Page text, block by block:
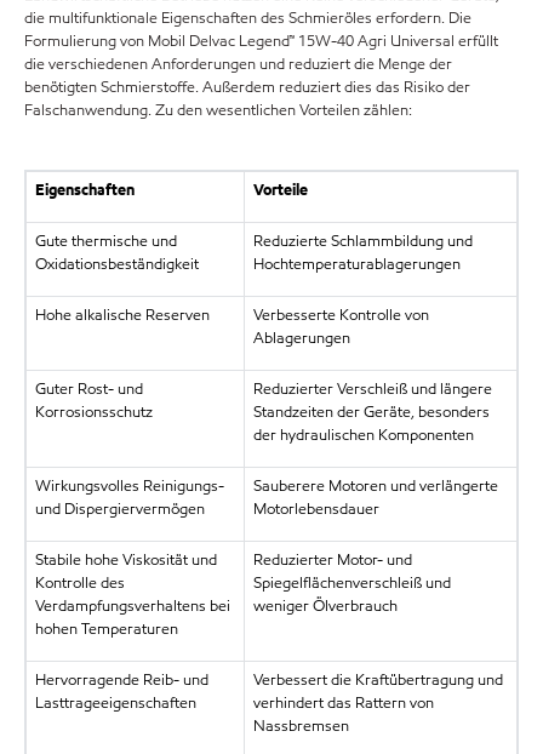
die multifunktionale Eigenschaften des Schmieröles erfordern. Die
Formulierung von Mobil Delvac Legend™ 15W-40 Agri Universal erfüllt
die verschiedenen Anforderungen und reduziert die Menge der
benötigten Schmierstoffe. Außerdem reduziert dies das Risiko der
Falschanwendung. Zu den wesentlichen Vorteilen zählen:
Eigenschaften Vorteile
Gute thermische und
Oxidationsbeständigkeit
Reduzierte Schlammbildung und
Hochtemperaturablagerungen
Hohe alkalische Reserven
Verbesserte Kontrolle von
Ablagerungen
Guter Rost- und
Korrosionsschutz
Reduzierter Verschleiß und längere
Standzeiten der Geräte, besonders
der hydraulischen Komponenten
Wirkungsvolles Reinigungs-
und Dispergiervermögen
Sauberere Motoren und verlängerte
Motorlebensdauer
Stabile hohe Viskosität und
Kontrolle des
Verdampfungsverhaltens bei
hohen Temperaturen
Reduzierter Motor- und
Spiegelflächenverschleiß und
weniger Ölverbrauch
Hervorragende Reib- und
Lasttrageeigenschaften
Verbessert die Kraftübertragung und
verhindert das Rattern von
Nassbremsen